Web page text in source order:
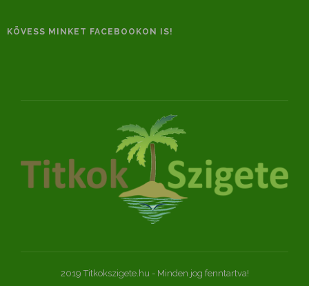
KÖVESS MINKET FACEBOOKON IS!
2019 Titkokszigete.hu - Minden jog fenntartva!